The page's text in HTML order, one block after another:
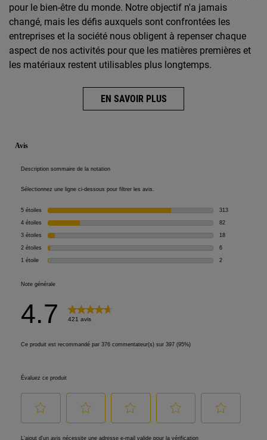
pour le bien-être du monde. Notre objectif n'a jamais
changé, mais les défis auxquels sont confrontées les
entreprises et la société nous obligent à repenser chaque
aspect de nos activités pour que les matières premières et
les matériaux restent utilisables plus longtemps.
EN SAVOIR PLUS